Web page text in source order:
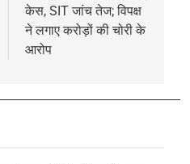
केस, SIT जांच तेज; विपक्ष
ने लगाए करोड़ों की चोरी के
आरोप